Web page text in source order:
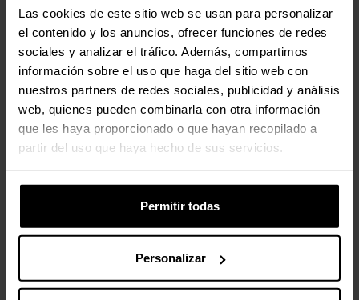
Las cookies de este sitio web se usan para personalizar
el contenido y los anuncios, ofrecer funciones de redes
sociales y analizar el tráfico. Además, compartimos
información sobre el uso que haga del sitio web con
nuestros partners de redes sociales, publicidad y análisis
web, quienes pueden combinarla con otra información
que les haya proporcionado o que hayan recopilado a
partir del uso que haya hecho de sus servicios.
Permitir todas
Personalizar
Longitud de cable 1,8 m
Control de energía
Fuente de energía Baterías/Cable
Recargable
Polímero de litio
Autonomía 100 h